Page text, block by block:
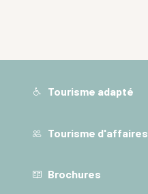
Tourisme adapté
Tourisme d'affaires
Brochures